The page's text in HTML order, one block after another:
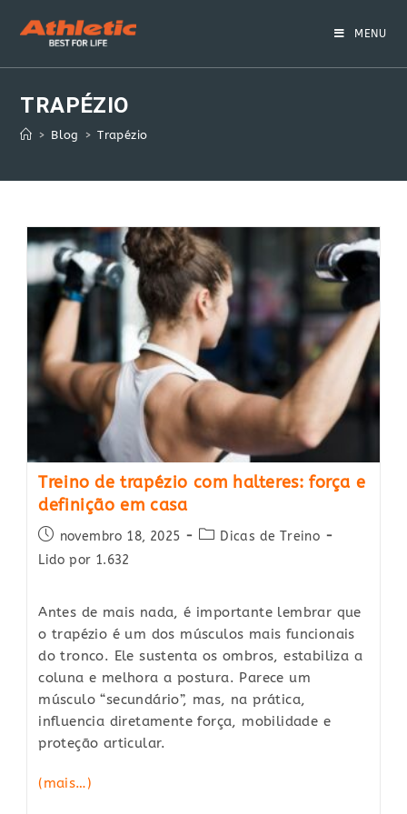
MENU
TRAPÉZIO
> Blog > Trapézio
Treino de trapézio com halteres: força e
definição em casa
Post
published:
novembro 18, 2025
PostDicas de Treino
Lido por 1.632
Antes de mais nada, é importante lembrar que
o trapézio é um dos músculos mais funcionais
do tronco. Ele sustenta os ombros, estabiliza a
coluna e melhora a postura. Parece um
músculo “secundário”, mas, na prática,
influencia diretamente força, mobilidade e
proteção articular.
(mais…)